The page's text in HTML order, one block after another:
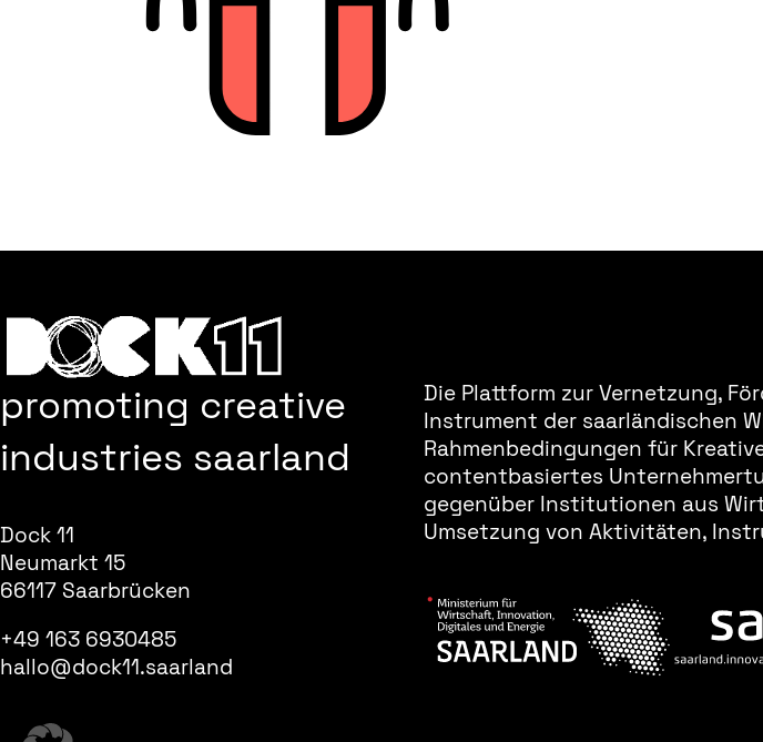
promoting creative
industries saarland
Dock 11
Neumarkt 15
66117 Saarbrücken
+49 163 6930485
hallo@dock11.saarland
Die Plattform zur Vernetzung,
Instrument der saarländischen
Rahmenbedingungen für
contentbasiertes
gegenüber Institutionen aus
Umsetzung von Aktivitäten,